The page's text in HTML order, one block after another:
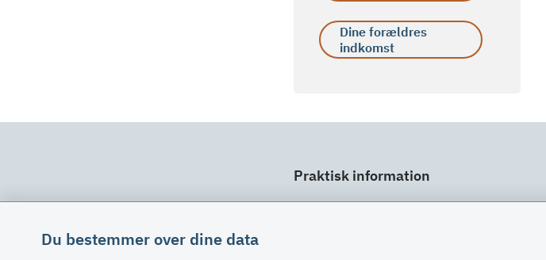
Dine forældres
indkomst
Praktisk information
Dit ansvar
Du bestemmer over dine data